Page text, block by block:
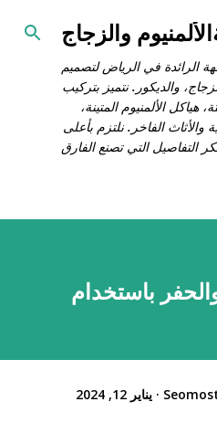
الرئيسي والزجاج
الرائدة في الرياض لتصميم
والديكور. نتميز بتركيب
هياكل الألمنيوم المتينة،
والأثاث الفاخر. نلتزم بأعلى
التفاصيل التي تصنع الفارق
باستخدام
يناير 12, 2024